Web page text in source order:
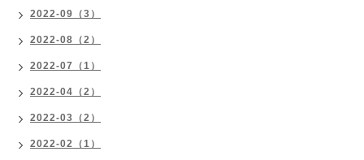
2022-09（3）
2022-08（2）
2022-07（1）
2022-04（2）
2022-03（2）
2022-02（1）